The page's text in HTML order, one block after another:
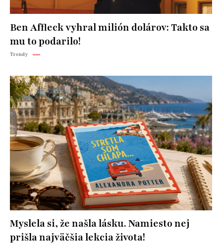
Ben Affleck vyhral milión dolárov: Takto sa
mu to podarilo!
Trendy
Myslela si, že našla lásku. Namiesto nej
prišla najväčšia lekcia života!